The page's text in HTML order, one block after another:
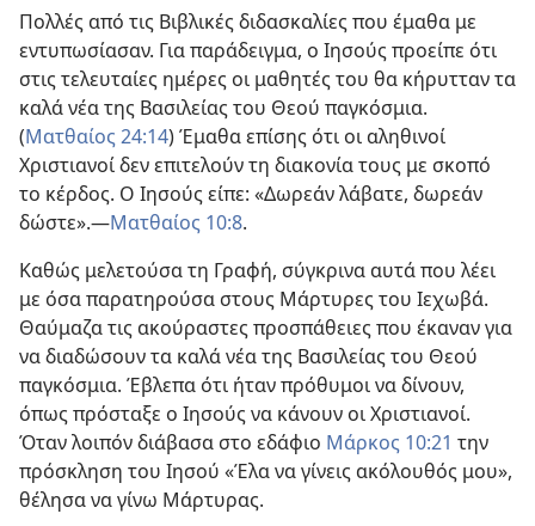
Πολλές από τις Βιβλικές διδασκαλίες που έμαθα με
εντυπωσίασαν. Για παράδειγμα, ο Ιησούς προείπε ότι
στις τελευταίες ημέρες οι μαθητές του θα κήρυτταν τα
καλά νέα της Βασιλείας του Θεού παγκόσμια.
(Ματθαίος 24:14) Έμαθα επίσης ότι οι αληθινοί
Χριστιανοί δεν επιτελούν τη διακονία τους με σκοπό
το κέρδος. Ο Ιησούς είπε: «Δωρεάν λάβατε, δωρεάν
δώστε».​—Ματθαίος 10:8.
Καθώς μελετούσα τη Γραφή, σύγκρινα αυτά που λέει
με όσα παρατηρούσα στους Μάρτυρες του Ιεχωβά.
Θαύμαζα τις ακούραστες προσπάθειες που έκαναν για
να διαδώσουν τα καλά νέα της Βασιλείας του Θεού
παγκόσμια. Έβλεπα ότι ήταν πρόθυμοι να δίνουν,
όπως πρόσταξε ο Ιησούς να κάνουν οι Χριστιανοί.
Όταν λοιπόν διάβασα στο εδάφιο Μάρκος 10:21 την
πρόσκληση του Ιησού «Έλα να γίνεις ακόλουθός μου»,
θέλησα να γίνω Μάρτυρας.